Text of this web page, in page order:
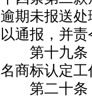
逾期未报送
以通报，并
第十九条
名商标认定
第二十条